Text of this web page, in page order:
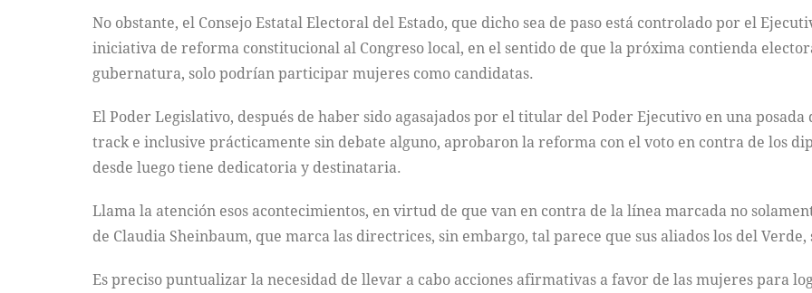
No obstante, el Consejo Estatal Electoral del Estado, que dicho sea de paso está controlado por el
iniciativa de reforma constitucional al Congreso local, en el sentido de que la próxima contienda
gubernatura, solo podrían participar mujeres como candidatas.
El Poder Legislativo, después de haber sido agasajados por el titular del Poder Ejecutivo en una
track e inclusive prácticamente sin debate alguno, aprobaron la reforma con el voto en contra de los
desde luego tiene dedicatoria y destinataria.
Llama la atención esos acontecimientos, en virtud de que van en contra de la línea marcada no
de Claudia Sheinbaum, que marca las directrices, sin embargo, tal parece que sus aliados los del
Es preciso puntualizar la necesidad de llevar a cabo acciones afirmativas a favor de las mujeres para